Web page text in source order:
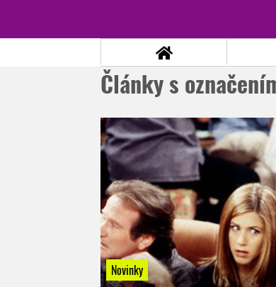
STATISTIKY
Články s
Novinky